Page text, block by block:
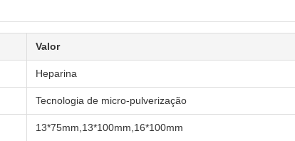
Valor
Heparina
Tecnologia de micro-pulverização
13*75mm,13*100mm,16*100mm